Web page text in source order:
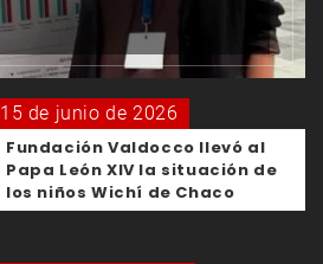
15 de junio de 2026
Fundación Valdocco llevó al
Papa León XIV la situación de
los niños Wichí de Chaco